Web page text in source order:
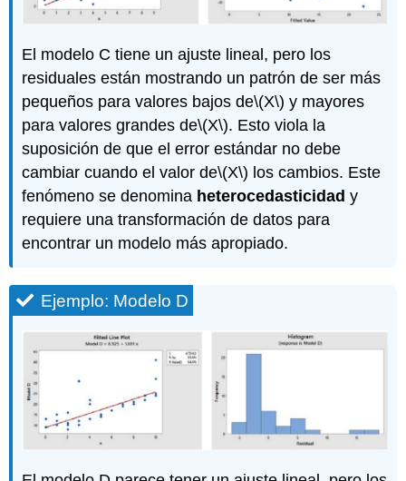
El modelo C tiene un ajuste lineal, pero los
residuales están mostrando un patrón de ser más
pequeños para valores bajos de\(X\) y mayores
para valores grandes de\(X\). Esto viola la
suposición de que el error estándar no debe
cambiar cuando el valor de\(X\) los cambios. Este
fenómeno se denomina heterocedasticidad y
requiere una transformación de datos para
encontrar un modelo más apropiado.
Ejemplo: Modelo D